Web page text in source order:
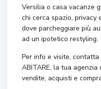
Versilia o casa vacanze
chi cerca spazio,
dove parcheggiare più
ad un ipotetico restyling.
Per info e visite, contatta
ABITARE, la tua
vendite, acquisti e